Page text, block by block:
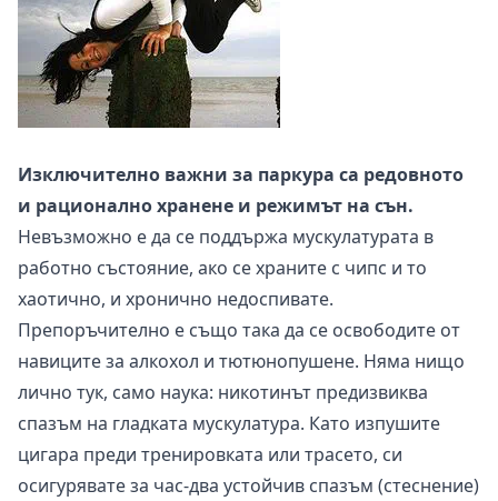
Изключително важни за паркура са редовното
и рационално хранене и режимът на сън.
Невъзможно е да се поддържа мускулатурата в
работно състояние, ако се храните с чипс и то
хаотично, и хронично недоспивате.
Препоръчително е също така да се освободите от
навиците за алкохол и тютюнопушене. Няма нищо
лично тук, само наука: никотинът предизвиква
спазъм на гладката мускулатура. Като изпушите
цигара преди тренировката или трасето, си
осигурявате за час-два устойчив спазъм (стеснение)